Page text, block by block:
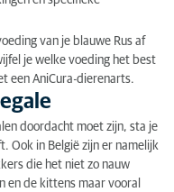
van je blauwe Rus af
je welke voeding het best
een AniCura-dierenarts.
doordacht moet zijn, sta je
Ook in België zijn er namelijk
die het niet zo nauw
en de kittens maar vooral